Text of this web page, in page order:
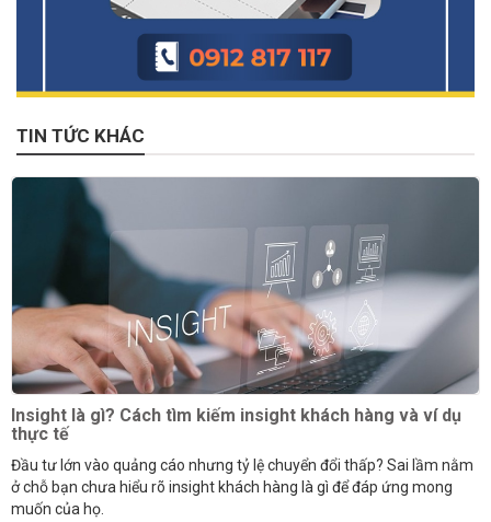
TIN TỨC KHÁC
Insight là gì? Cách tìm kiếm insight khách hàng và ví dụ
thực tế
Đầu tư lớn vào quảng cáo nhưng tỷ lệ chuyển đổi thấp? Sai lầm nằm
ở chỗ bạn chưa hiểu rõ insight khách hàng là gì để đáp ứng mong
muốn của họ.